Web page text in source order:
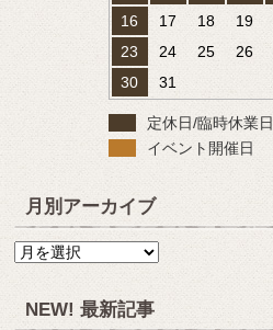
16
17 18 19
23
24 25 26
30
31
定休日/臨時休業日
イベント開催日
月別アーカイブ
月
ーNEW! 最新記事